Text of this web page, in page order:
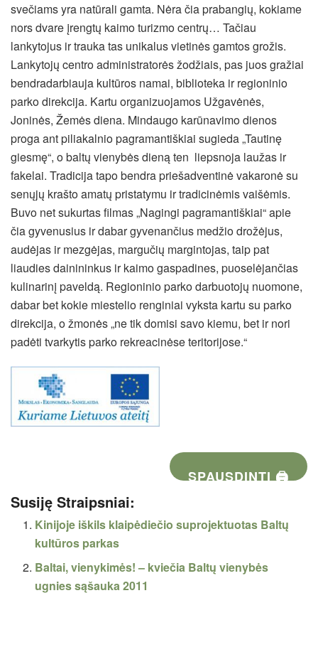
svečiams yra natūrali gamta. Nėra čia prabangių, kokiame
nors dvare įrengtų kaimo turizmo centrų… Tačiau
lankytojus ir trauka tas unikalus vietinės gamtos grožis.
Lankytojų centro administratorės žodžiais, pas juos gražiai
bendradarbiauja kultūros namai, biblioteka ir regioninio
parko direkcija. Kartu organizuojamos Užgavėnės,
Joninės, Žemės diena. Mindaugo karūnavimo dienos
proga ant piliakalnio pagramantiškiai sugieda „Tautinę
giesmę“, o baltų vienybės dieną ten liepsnoja laužas ir
fakelai. Tradicija tapo bendra priešadventinė vakaronė su
senųjų krašto amatų pristatymu ir tradicinėmis vaišėmis.
Buvo net sukurtas filmas „Nagingi pagramantiškiai“ apie
čia gyvenusius ir dabar gyvenančius medžio drožėjus,
audėjas ir mezgėjas, margučių margintojas, taip pat
liaudies dainininkus ir kaimo gaspadines, puoselėjančias
kulinarinį paveldą. Regioninio parko darbuotojų nuomone,
dabar bet kokie miestelio renginiai vyksta kartu su parko
direkcija, o žmonės „ne tik domisi savo kiemu, bet ir nori
padėti tvarkytis parko rekreacinėse teritorijose.“
SPAUSDINTI 🖨
Susiję Straipsniai:
Kinijoje iškils klaipėdiečio suprojektuotas Baltų
kultūros parkas
Baltai, vienykimės! – kviečia Baltų vienybės
ugnies sąšauka 2011